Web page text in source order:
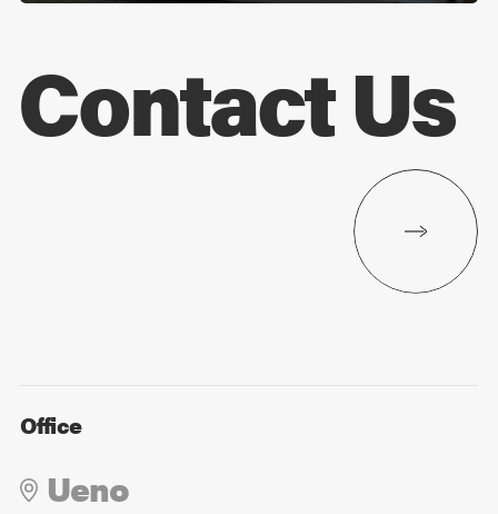
Contact Us
Office
Ueno